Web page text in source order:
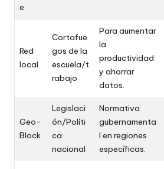
e
Red
local
Cortafue
gos de la
escuela/t
rabajo
Para aumentar
la
productividad
y ahorrar
datos.
Geo-
Block
Legislaci
ón/Políti
ca
nacional
Normativa
gubernamenta
l en regiones
específicas.